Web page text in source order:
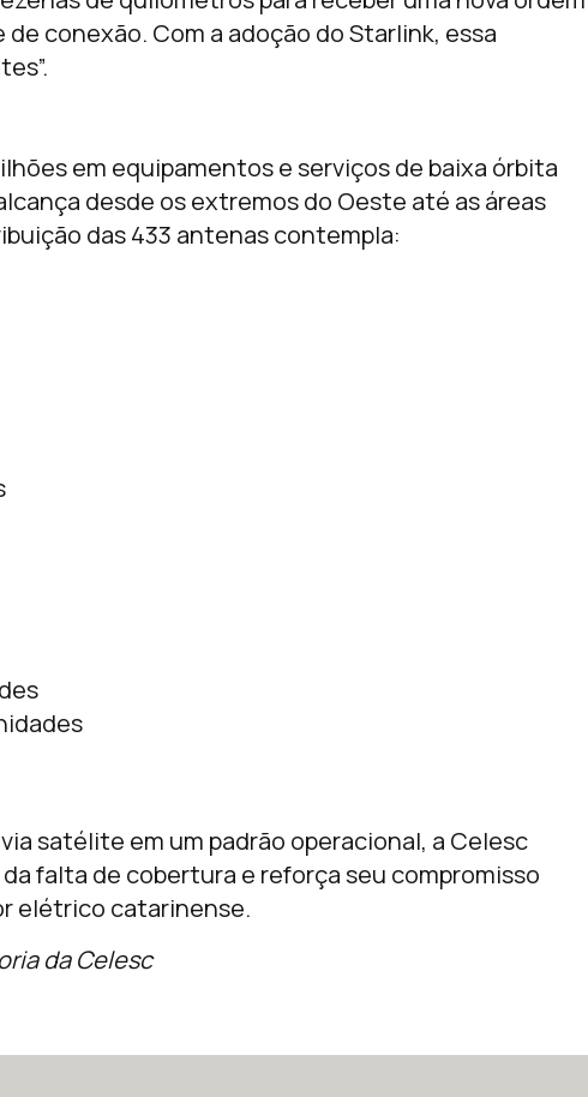
conexão. Com a adoção do Starlink, essa
em equipamentos e serviços de baixa órbita
desde os extremos do Oeste até as áreas
das 433 antenas contempla:
satélite em um padrão operacional, a Celesc
falta de cobertura e reforça seu compromisso
elétrico catarinense.
da Celesc